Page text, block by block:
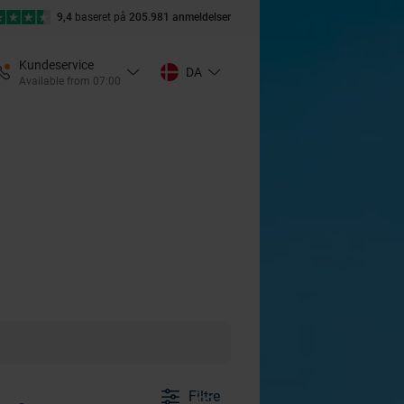
9,4 baseret på 205.981 anmeldelser
Kundeservice
Available from 07:00
DA
Filtre